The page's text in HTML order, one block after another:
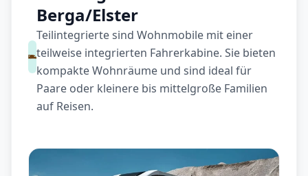
Berga/Elster
Teilintegrierte sind Wohnmobile mit einer
teilweise integrierten Fahrerkabine. Sie bieten
kompakte Wohnräume und sind ideal für
Paare oder kleinere bis mittelgroße Familien
auf Reisen.